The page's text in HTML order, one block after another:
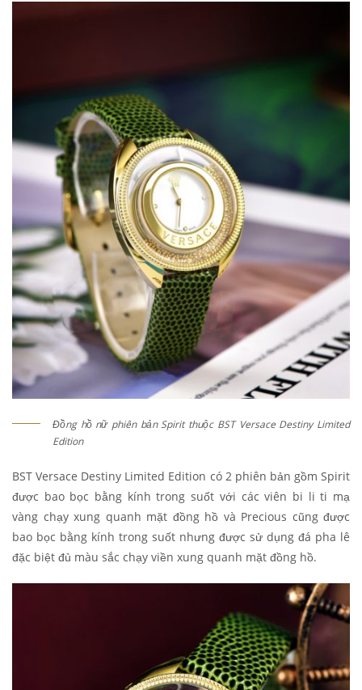
Đồng hồ nữ phiên bản Spirit thuộc BST Versace Destiny Limited
Edition
BST Versace Destiny Limited Edition có 2 phiên bản gồm Spirit
được bao bọc bằng kính trong suốt với các viên bi li ti mạ
vàng chạy xung quanh mặt đồng hồ và Precious cũng được
bao bọc bằng kính trong suốt nhưng được sử dụng đá pha lê
đặc biệt đủ màu sắc chạy viền xung quanh mặt đồng hồ.